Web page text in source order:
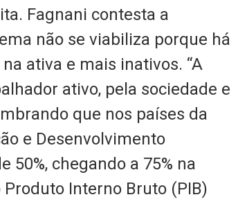
Fagnani contesta a
não se viabiliza porque há
ativa e mais inativos. “A
ativo, pela sociedade e
que nos países da
e Desenvolvimento
50%, chegando a 75% na
Interno Bruto (PIB)